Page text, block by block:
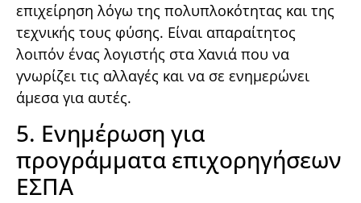
επιχείρηση λόγω της πολυπλοκότητας και της
τεχνικής τους φύσης. Είναι απαραίτητος
λοιπόν ένας λογιστής στα Χανιά που να
γνωρίζει τις αλλαγές και να σε ενημερώνει
άμεσα για αυτές.
5. Ενημέρωση για
προγράμματα επιχορηγήσεων
ΕΣΠΑ